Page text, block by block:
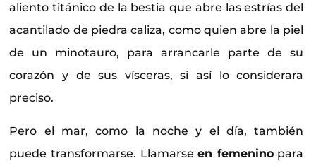
aliento titánico de la bestia que abre las estrías del
acantilado de piedra caliza, como quien abre la piel
de un minotauro, para arrancarle parte de su
corazón y de sus vísceras, si así lo considerara
preciso.
Pero el mar, como la noche y el día, también
puede transformarse. Llamarseen femeninopara